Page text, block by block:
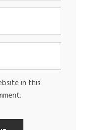
in this